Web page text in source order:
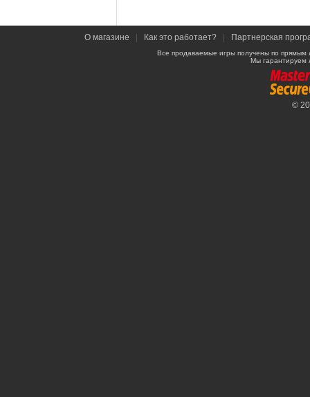
О магазине Как это работает? Партнерская
Все продаваемые игры получены по
Мы гарантируем
©